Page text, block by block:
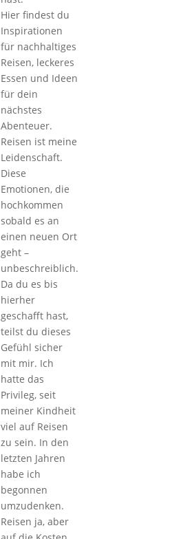
Hier findest du
Inspirationen
für nachhaltiges
Reisen, leckeres
Essen und Ideen
für dein
nächstes
Abenteuer.
Reisen ist meine
Leidenschaft.
Diese
Emotionen, die
hochkommen
sobald es an
einen neuen Ort
geht –
unbeschreiblich.
Da du es bis
hierher
geschafft hast,
teilst du dieses
Gefühl sicher
mit mir. Ich
hatte das
Privileg, seit
meiner Kindheit
viel auf Reisen
zu sein. In den
letzten Jahren
habe ich
begonnen
umzudenken.
Reisen ja, aber